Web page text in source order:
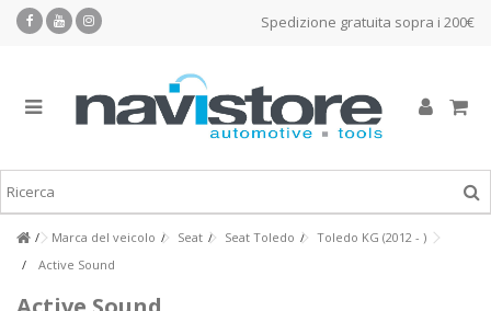
Spedizione gratuita sopra i 200€
Marca del veicolo Seat Seat Toledo
Toledo KG (2012 - )
Active Sound